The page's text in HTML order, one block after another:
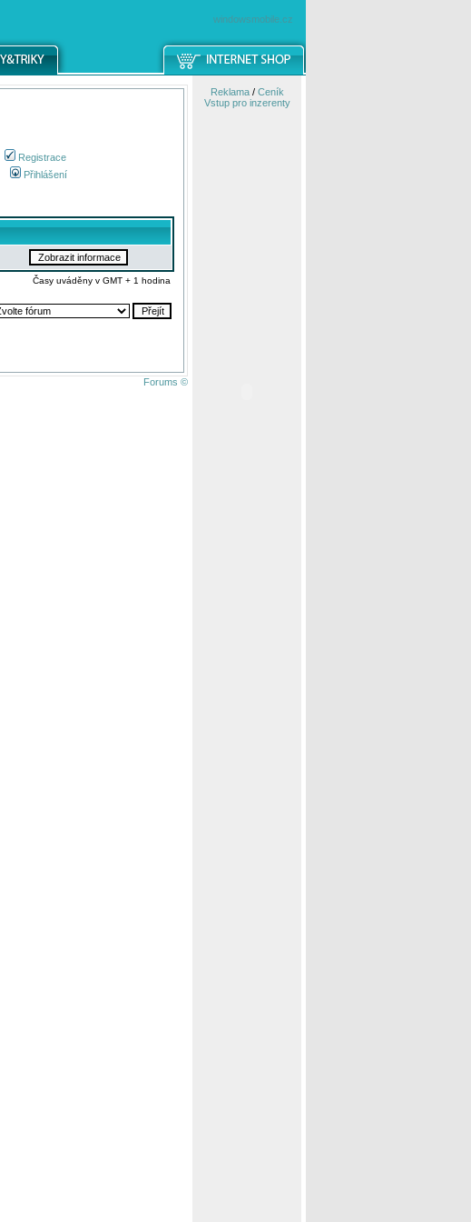
windowsmobile.cz
Registrace
Přihlášení
Časy uváděny v GMT + 1 hodina
Forums ©
Reklama/ Ceník
Vstup pro inzerenty